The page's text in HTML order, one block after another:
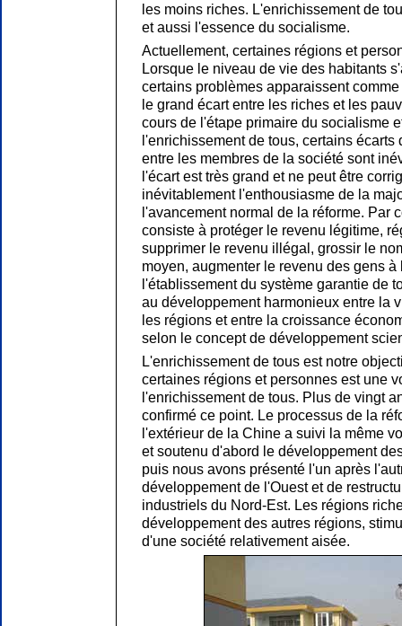
les moins riches. L'enrichissement de
et aussi l'essence du socialisme.
Actuellement, certaines régions et
Lorsque le niveau de vie des habitants
certains problèmes apparaissent
le grand écart entre les riches et les
cours de l'étape primaire du socialisme
l'enrichissement de tous, certains écarts
entre les membres de la société sont
l'écart est très grand et ne peut être
inévitablement l'enthousiasme de la
l'avancement normal de la réforme. Par
consiste à protéger le revenu légitime,
supprimer le revenu illégal, grossir le
moyen, augmenter le revenu des gens
l'établissement du système garantie de
au développement harmonieux entre la
les régions et entre la croissance
selon le concept de développement
L'enrichissement de tous est notre
certaines régions et personnes est une
l'enrichissement de tous. Plus de vingt
confirmé ce point. Le processus de la
l'extérieur de la Chine a suivi la même
et soutenu d'abord le développement
puis nous avons présenté l'un après
développement de l'Ouest et de
industriels du Nord-Est. Les régions
développement des autres régions,
d'une société relativement aisée.